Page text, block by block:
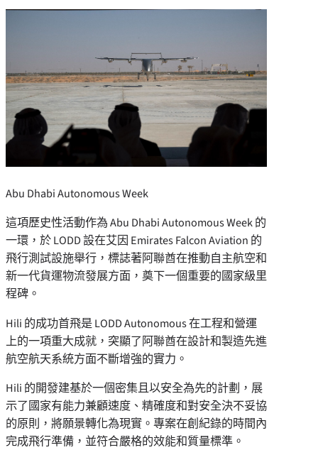
Abu Dhabi Autonomous Week
這項歷史性活動作為 Abu Dhabi Autonomous Week 的
一環，於 LODD 設在艾因 Emirates Falcon Aviation 的
飛行測試設施舉行，標誌著阿聯酋在推動自主航空和
新一代貨運物流發展方面，奠下一個重要的國家級里
程碑。
Hili 的成功首飛是 LODD Autonomous 在工程和營運
上的一項重大成就，突顯了阿聯酋在設計和製造先進
航空航天系統方面不斷增強的實力。
Hili 的開發建基於一個密集且以安全為先的計劃，展
示了國家有能力兼顧速度、精確度和對安全決不妥協
的原則，將願景轉化為現實。專案在創紀錄的時間內
完成飛行準備，並符合嚴格的效能和質量標準。